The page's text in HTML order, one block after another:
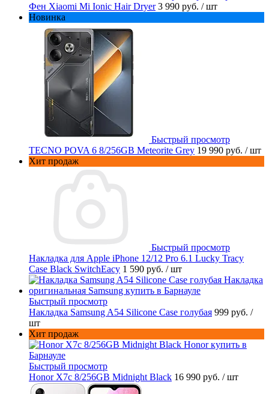
Фен Xiaomi Mi Ionic Hair Dryer 3 990 руб. / шт
Новинка
Быстрый просмотр
TECNO POVA 6 8/256GB Meteorite Grey 19 990 руб. / шт
Хит продаж
Быстрый просмотр
Накладка для Apple iPhone 12/12 Pro 6.1 Lucky Tracy
Case Black SwitchEacy 1 590 руб. / шт
Быстрый просмотр
Накладка Samsung A54 Silicone Case голубая 999 руб. /
шт
Хит продаж
Быстрый просмотр
Honor X7c 8/256GB Midnight Black 16 990 руб. / шт